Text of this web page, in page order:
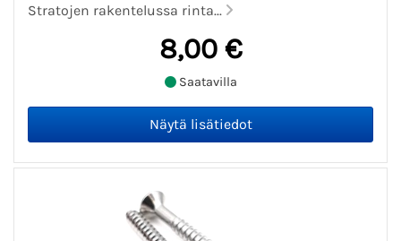
Stratojen rakentelussa rinta...
8,00 €
Saatavilla